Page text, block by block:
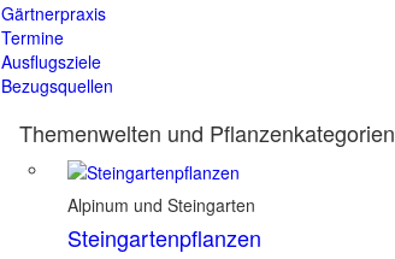
Themenwelten und Pflanzenkategorien
Alpinum und Steingarten
Steingartenpflanzen
Gärtnerpraxis
Termine
Ausflugsziele
Bezugsquellen